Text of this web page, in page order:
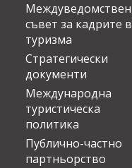
Междуведомствен
съвет за кадрите в
туризма
Стратегически
документи
Международна
туристическа
политика
Публично-частно
партньорство